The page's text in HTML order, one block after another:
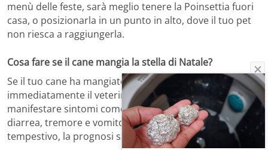
menù delle feste, sarà meglio tenere la Poinsettia fuori
casa, o posizionarla in un punto in alto, dove il tuo pet
non riesca a raggiungerla.
Cosa fare se il cane mangia la stella di Natale?
Se il tuo cane ha mangiato la Stella di Natale, contatta
immediatamente il veterinario. L’animale potrebbe
manifestare sintomi come congiuntivite, lacrimazione,
diarrea, tremore e vomito. Con un trattamento
tempestivo, la prognosi sarà tuttavia favorevole.